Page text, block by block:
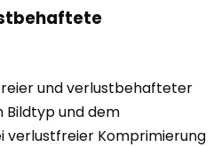
und verlustbehafteter
Bildtyp und dem
verlustfreier Komprimierung